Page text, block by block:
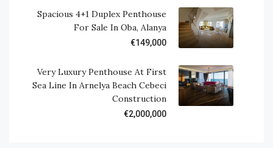
Spacious 4+1 Duplex Penthouse
For Sale In Oba, Alanya
€149,000
Very Luxury Penthouse At First
Sea Line In Arnelya Beach Cebeci
Construction
€2,000,000